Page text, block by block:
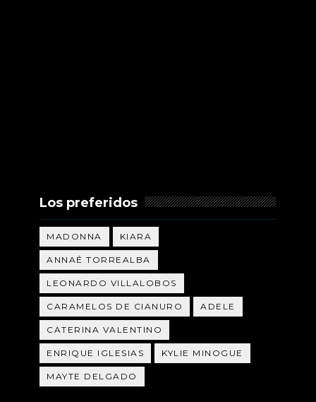
Los preferidos
MADONNA KIARA
ANNAÉ TORREALBA
LEONARDO VILLALOBOS
CARAMELOS DE CIANURO ADELE
CATERINA VALENTINO
ENRIQUE IGLESIAS KYLIE MINOGUE
MAYTE DELGADO